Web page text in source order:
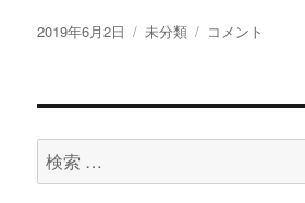
投
2019年6月2日
カ
リ
未分類
シ
ム・
イ
ミ
コメント
検
索